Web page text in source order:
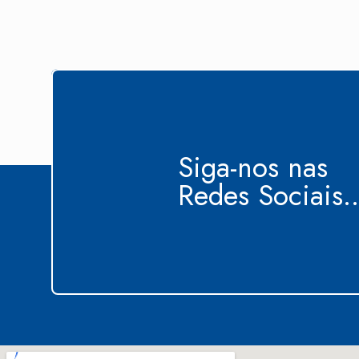
Siga-nos nas
Redes